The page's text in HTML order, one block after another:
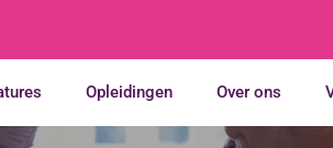
Opleidingen Over ons